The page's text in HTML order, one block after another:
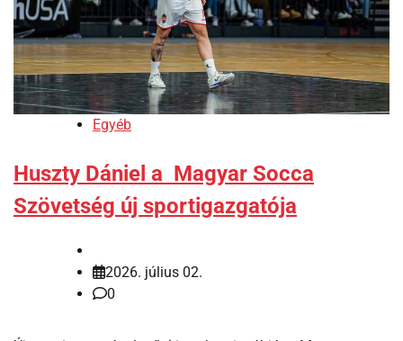
Egyéb
Huszty Dániel a Magyar Socca
Szövetség új sportigazgatója
2026. július 02.
0